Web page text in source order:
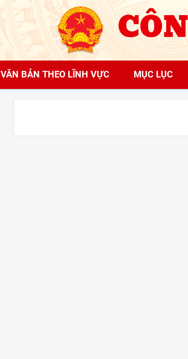
VĂN BẢN THEO LĨNH VỰC MỤC LỤC